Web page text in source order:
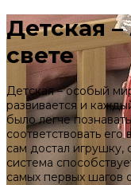
Детская
свете
Детская – особый
развивается и
было легче
соответствовать
сам достал игрушку,
система
самых первых шагов